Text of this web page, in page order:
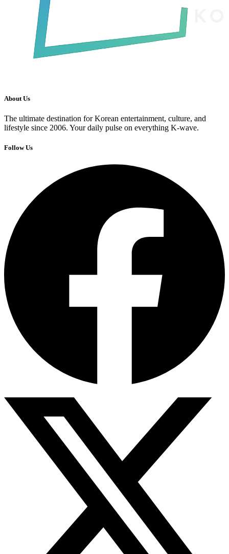
About Us
The ultimate destination for Korean entertainment, culture, and
lifestyle since 2006. Your daily pulse on everything K-wave.
Follow Us